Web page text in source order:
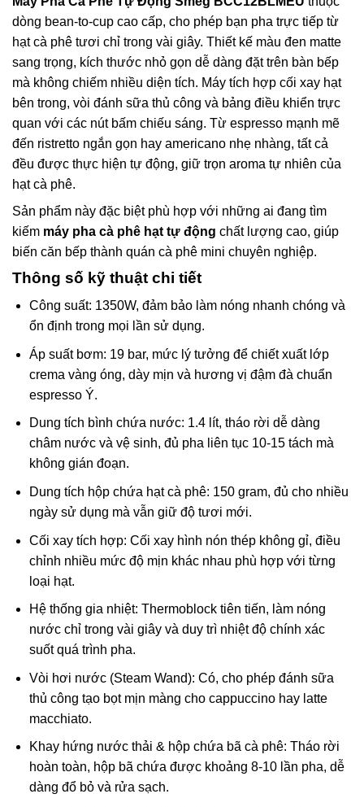
dòng bean-to-cup cao cấp, cho phép bạn pha trực tiếp từ
hạt cà phê tươi chỉ trong vài giây. Thiết kế màu đen matte
sang trọng, kích thước nhỏ gọn dễ dàng đặt trên bàn bếp
mà không chiếm nhiều diện tích. Máy tích hợp cối xay hạt
bên trong, vòi đánh sữa thủ công và bảng điều khiển trực
quan với các nút bấm chiếu sáng. Từ espresso mạnh mẽ
đến ristretto ngắn gọn hay americano nhẹ nhàng, tất cả
đều được thực hiện tự động, giữ trọn aroma tự nhiên của
hạt cà phê.
Sản phẩm này đặc biệt phù hợp với những ai đang tìm
kiếm máy pha cà phê hạt tự động chất lượng cao, giúp
biến căn bếp thành quán cà phê mini chuyên nghiệp.
Thông số kỹ thuật chi tiết
Công suất: 1350W, đảm bảo làm nóng nhanh chóng và
ổn định trong mọi lần sử dụng.
Áp suất bơm: 19 bar, mức lý tưởng để chiết xuất lớp
crema vàng óng, dày mịn và hương vị đậm đà chuẩn
espresso Ý.
Dung tích bình chứa nước: 1.4 lít, tháo rời dễ dàng
châm nước và vệ sinh, đủ pha liên tục 10-15 tách mà
không gián đoạn.
Dung tích hộp chứa hạt cà phê: 150 gram, đủ cho nhiều
ngày sử dụng mà vẫn giữ độ tươi mới.
Cối xay tích hợp: Cối xay hình nón thép không gỉ, điều
chỉnh nhiều mức độ mịn khác nhau phù hợp với từng
loại hạt.
Hệ thống gia nhiệt: Thermoblock tiên tiến, làm nóng
nước chỉ trong vài giây và duy trì nhiệt độ chính xác
suốt quá trình pha.
Vòi hơi nước (Steam Wand): Có, cho phép đánh sữa
thủ công tạo bọt mịn màng cho cappuccino hay latte
macchiato.
Khay hứng nước thải & hộp chứa bã cà phê: Tháo rời
hoàn toàn, hộp bã chứa được khoảng 8-10 lần pha, dễ
dàng đổ bỏ và rửa sạch.